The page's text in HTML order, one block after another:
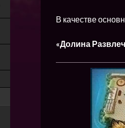
В качестве
«Долина